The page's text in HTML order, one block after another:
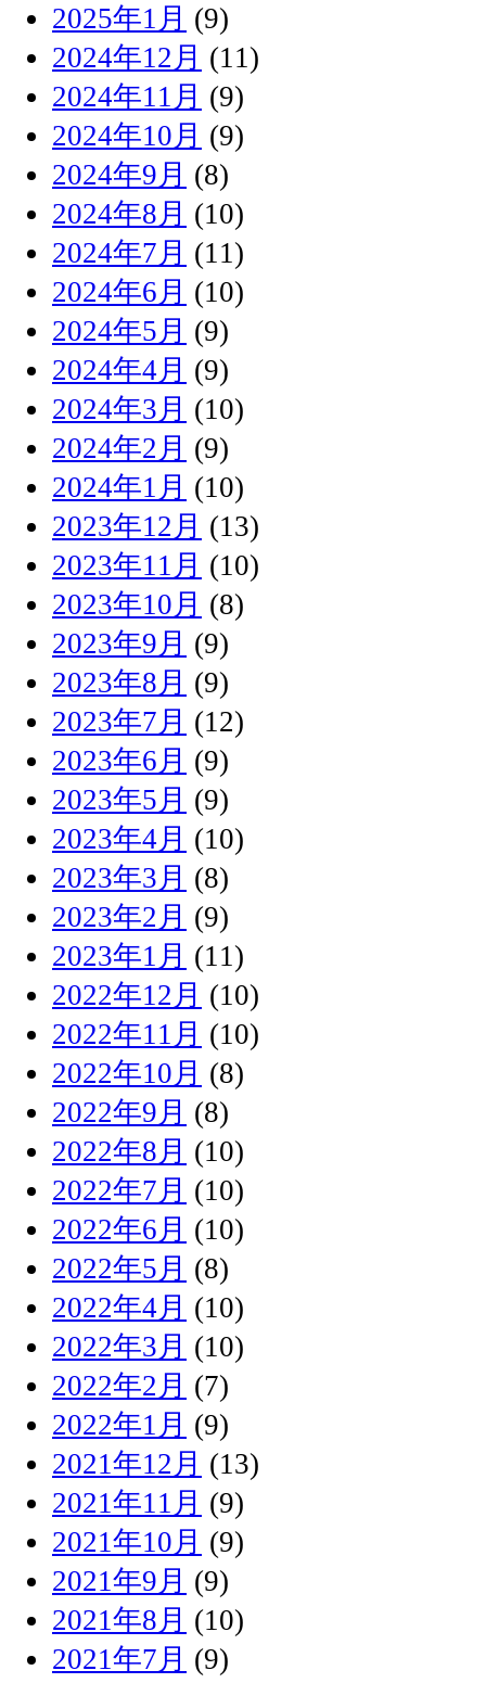
2025年1月 (9)
2024年12月 (11)
2024年11月 (9)
2024年10月 (9)
2024年9月 (8)
2024年8月 (10)
2024年7月 (11)
2024年6月 (10)
2024年5月 (9)
2024年4月 (9)
2024年3月 (10)
2024年2月 (9)
2024年1月 (10)
2023年12月 (13)
2023年11月 (10)
2023年10月 (8)
2023年9月 (9)
2023年8月 (9)
2023年7月 (12)
2023年6月 (9)
2023年5月 (9)
2023年4月 (10)
2023年3月 (8)
2023年2月 (9)
2023年1月 (11)
2022年12月 (10)
2022年11月 (10)
2022年10月 (8)
2022年9月 (8)
2022年8月 (10)
2022年7月 (10)
2022年6月 (10)
2022年5月 (8)
2022年4月 (10)
2022年3月 (10)
2022年2月 (7)
2022年1月 (9)
2021年12月 (13)
2021年11月 (9)
2021年10月 (9)
2021年9月 (9)
2021年8月 (10)
2021年7月 (9)